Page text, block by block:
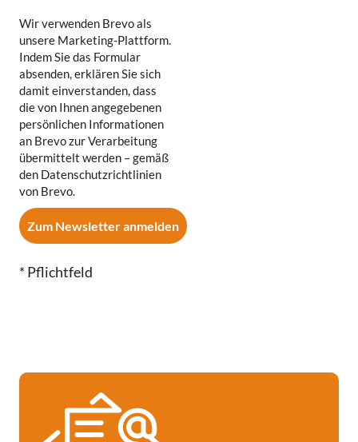
Wir verwenden Brevo als
unsere Marketing-Plattform.
Indem Sie das Formular
absenden, erklären Sie sich
damit einverstanden, dass
die von Ihnen angegebenen
persönlichen Informationen
an Brevo zur Verarbeitung
übermittelt werden – gemäß
den Datenschutzrichtlinien
von Brevo.
* Pflichtfeld